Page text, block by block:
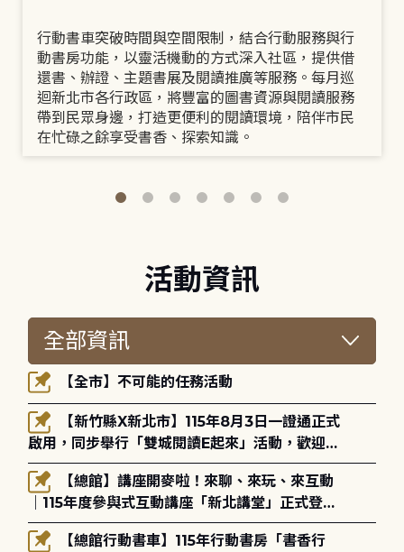
行動書車突破時間與空間限制，結合行動服務與行
動書房功能，以靈活機動的方式深入社區，提供借
還書、辦證、主題書展及閱讀推廣等服務。每月巡
迴新北市各行政區，將豐富的圖書資源與閱讀服務
帶到民眾身邊，打造更便利的閱讀環境，陪伴市民
在忙碌之餘享受書香、探索知識。
活動資訊
【全市】不可能的任務活動
啟用，同步舉行「雙城閱讀E起來」活動，歡迎踴
躍參加(115年8月3日至10月4日)。
｜115年度參與式互動講座「新北講堂」正式登
場！